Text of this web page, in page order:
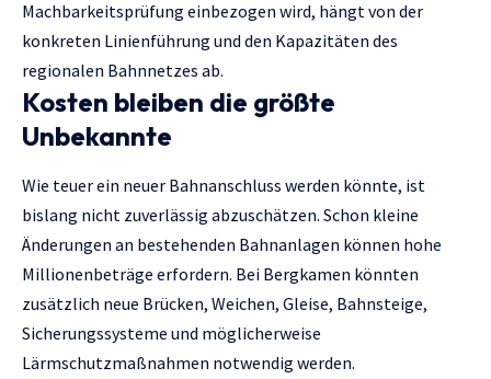
Machbarkeitsprüfung einbezogen wird, hängt von der
konkreten Linienführung und den Kapazitäten des
regionalen Bahnnetzes ab.
Kosten bleiben die größte
Unbekannte
Wie teuer ein neuer Bahnanschluss werden könnte, ist
bislang nicht zuverlässig abzuschätzen. Schon kleine
Änderungen an bestehenden Bahnanlagen können hohe
Millionenbeträge erfordern. Bei Bergkamen könnten
zusätzlich neue Brücken, Weichen, Gleise, Bahnsteige,
Sicherungssysteme und möglicherweise
Lärmschutzmaßnahmen notwendig werden.